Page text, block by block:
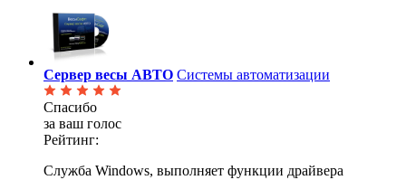
Сервер весы АВТО Системы автоматизации
Спасибо
за ваш голос
Рейтинг:
Служба Windows, выполняет функции драйвера